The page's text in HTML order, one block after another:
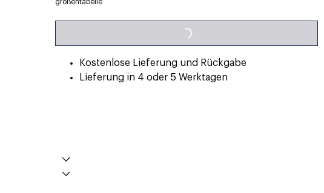
größentabelle
Kostenlose Lieferung und Rückgabe
Lieferung in 4 oder 5 Werktagen